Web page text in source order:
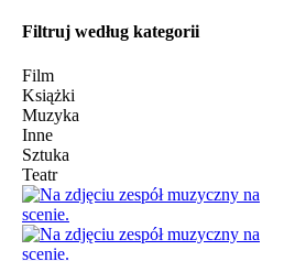
Filtruj według kategorii
Film
Książki
Muzyka
Inne
Sztuka
Teatr